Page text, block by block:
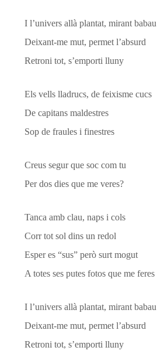
I l’univers allà plantat, mirant babau
Deixant-me mut, permet l’absurd
Retroni tot, s’emporti lluny
Els vells lladrucs, de feixisme cucs
De capitans maldestres
Sop de fraules i finestres
Creus segur que soc com tu
Per dos dies que me veres?
Tanca amb clau, naps i cols
Corr tot sol dins un redol
Esper es “sus” però surt mogut
A totes ses putes fotos que me feres
I l’univers allà plantat, mirant babau
Deixant-me mut, permet l’absurd
Retroni tot, s’emporti lluny